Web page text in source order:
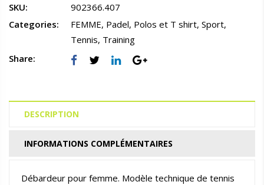
SKU:
902366.407
Categories:
FEMME, Padel, Polos et T shirt, Sport,
Tennis, Training
Share:
DESCRIPTION
INFORMATIONS COMPLÉMENTAIRES
Débardeur pour femme. Modèle technique de tennis